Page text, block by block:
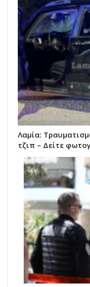
Λαμία:
τζιπ – Δείτε